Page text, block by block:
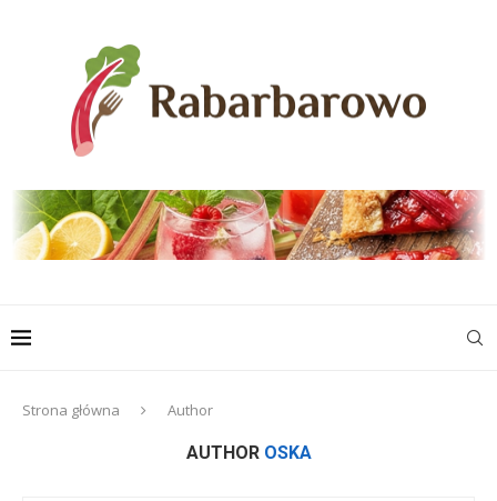
Strona główna Author
AUTHOR OSKA